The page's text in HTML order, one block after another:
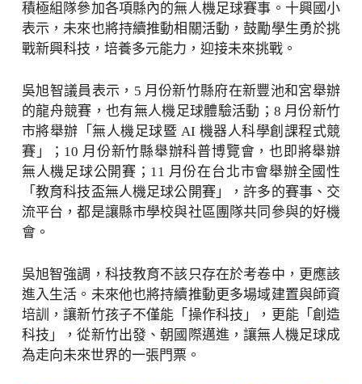
積極組隊參加各項縣內的無人機足球賽事。十興國小
表示，未來也將持續推動相關活動，鼓勵學生勇於挑
戰新興科技，培養多元能力，迎接未來挑戰。
吳旭智議員表示，5 月份新竹縣府在新豐池和宮舉辦
的龍舟競賽，也有無人機足球體驗活動；8 月份新竹
市將舉辦「無人機足球暨 AI 機器人科學創課程式競
賽」；10 月份新竹縣舉辦科普博覽會，也即將舉辦
無人機足球公開賽；11 月份在台北市會舉辦全國性
「教育科技盃無人機足球公開賽」，許多的賽事、交
流平台，都是讓縣市學校與社區團隊共同參與的好機
會。
吳旭智強調，科技教育不該只存在於考卷中，更應該
進入生活。未來他也將持續推動更多場域建置與師資
培訓，讓新竹孩子不僅能「操作科技」，更能「創造
科技」，從新竹出發、朝國際邁進，讓無人機足球成
為走向未來世界的一張門票。